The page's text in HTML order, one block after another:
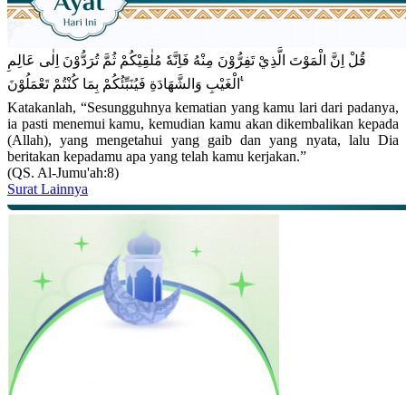
قُلْ اِنَّ الْمَوْتَ الَّذِيْ تَفِرُّوْنَ مِنْهُ فَاِنَّهٗ مُلٰقِيْكُمْ ثُمَّ تُرَدُّوْنَ اِلٰى عَالِمِ
الْغَيْبِ وَالشَّهَادَةِ فَيُنَبِّئُكُمْ بِمَا كُنْتُمْ تَعْمَلُوْنَ ࣖ
Katakanlah, “Sesungguhnya kematian yang kamu lari dari padanya,
ia pasti menemui kamu, kemudian kamu akan dikembalikan kepada
(Allah), yang mengetahui yang gaib dan yang nyata, lalu Dia
beritakan kepadamu apa yang telah kamu kerjakan.”
(QS. Al-Jumu'ah:8)
Surat Lainnya